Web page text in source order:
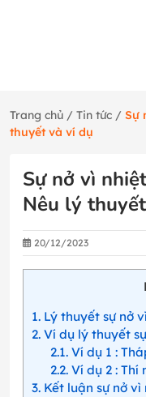
Trang chủ / Tin tức / Sự
thuyết và ví dụ
Sự nở vì
Nêu lý
20/12/2023
1 Lý thuyết sự nở
2 Ví dụ lý thuyết
2.1Ví dụ 1 :
2.2Ví dụ 2 : Thí
3 Kết luận sự nở